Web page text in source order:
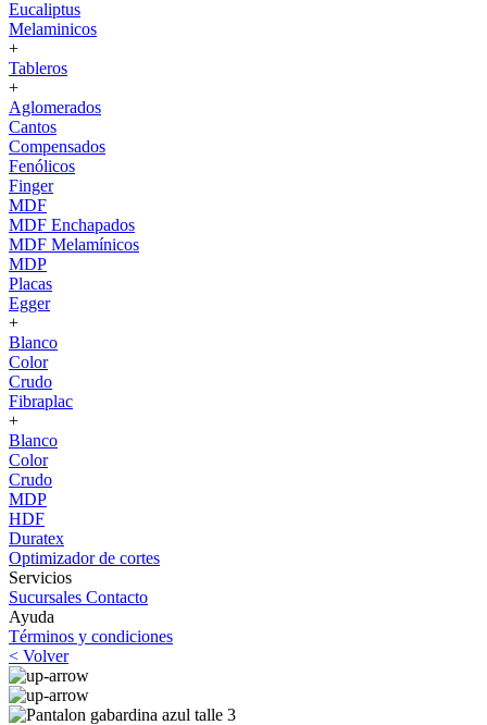
Eucaliptus
Melaminicos
+
Tableros
+
Aglomerados
Cantos
Compensados
Fenólicos
Finger
MDF
MDF Enchapados
MDF Melamínicos
MDP
Placas
Egger
+
Blanco
Color
Crudo
Fibraplac
+
Blanco
Color
Crudo
MDP
HDF
Duratex
Optimizador de cortes
Servicios
Sucursales Contacto
Ayuda
Términos y condiciones
< Volver